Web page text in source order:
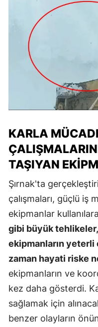
KARLA
TAŞIYAN
Şırnak'ta
çalışmaları, güçlü iş
ekipmanlar
gibi büyük
ekipmanların yeterli
zaman hayati riske
ekipmanların ve
kez daha gösterdi.
sağlamak için
benzer olayların